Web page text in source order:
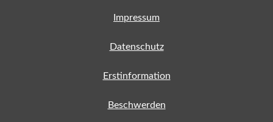
Impressum
Datenschutz
Erstinformation
Beschwerden